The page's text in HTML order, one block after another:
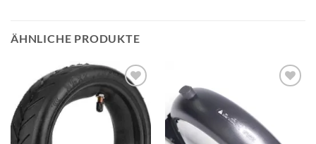
ÄHNLICHE PRODUKTE
Auf die
Wunschliste